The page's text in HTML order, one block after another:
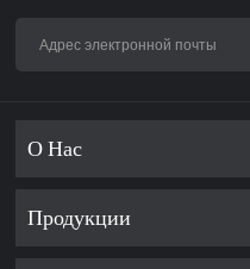
О Нас
Продукции